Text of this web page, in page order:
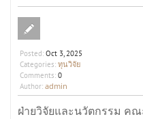
Posted: Oct 3, 2025
Categories: ทุนวิจัย
Comments: 0
Author: admin
ฝ่ายวิจัยและนวัตกรรม ค